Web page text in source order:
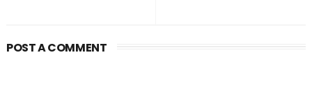
POST A COMMENT